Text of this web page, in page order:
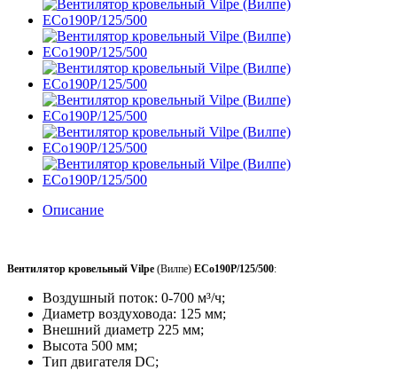
Описание
Вентилятор кровельный Vilpe (Вилпе) ECo190P/125/500:
Воздушный поток: 0-700 м³/ч;
Диаметр воздуховода: 125 мм;
Внешний диаметр 225 мм;
Высота 500 мм;
Тип двигателя DC;